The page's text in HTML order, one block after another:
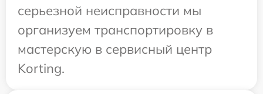
серьезной неисправности мы
организуем транспортировку в
мастерскую в сервисный центр
Korting.